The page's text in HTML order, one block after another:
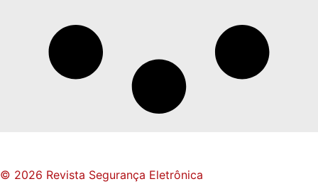
© 2026 Revista Segurança Eletrônica